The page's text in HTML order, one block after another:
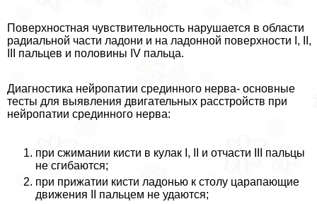
Поверхностная чувствительность нарушается в области
радиальной части ладони и на ладонной поверхности I, II,
III пальцев и половины IV пальца.
Диагностика нейропатии срединного нерва- основные
тесты для выявления двигательных расстройств при
нейропатии срединного нерва:
при сжимании кисти в кулак I, II и отчасти III пальцы
не сгибаются;
при прижатии кисти ладонью к столу царапающие
движения II пальцем не удаются;